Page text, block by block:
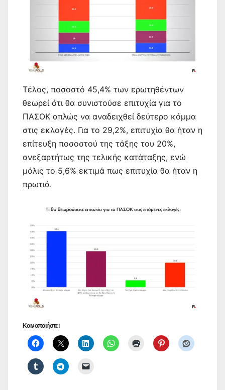
Τέλος, ποσοστό 45,4% των ερωτηθέντων
θεωρεί ότι θα συνιστούσε επιτυχία για το
ΠΑΣΟΚ απλώς να αναδειχθεί δεύτερο κόμμα
στις εκλογές. Για το 29,2%, επιτυχία θα ήταν η
επίτευξη ποσοστού της τάξης του 20%,
ανεξαρτήτως της τελικής κατάταξης, ενώ
μόλις το 5,6% εκτιμά πως επιτυχία θα ήταν η
πρωτιά.
Κοινοποιήστε: